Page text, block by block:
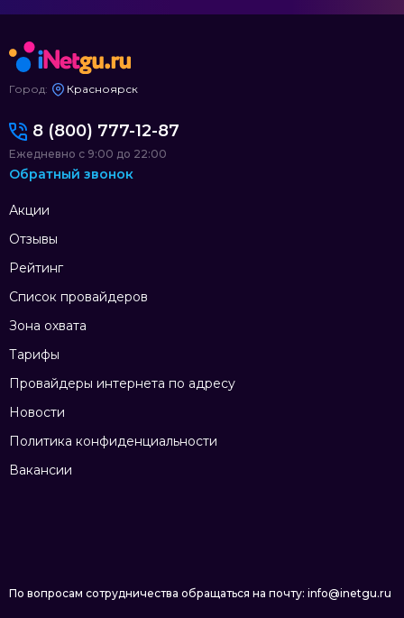
Город: Красноярск
Акции
Отзывы
Рейтинг
Список провайдеров
Зона охвата
Тарифы
Провайдеры интернета по адресу
Новости
Политика конфиденциальности
Вакансии
8 (800) 777-12-87
Ежедневно с 9:00 до 22:00
Обратный звонок
По вопросам сотрудничества обращаться на почту: info@inetgu.ru